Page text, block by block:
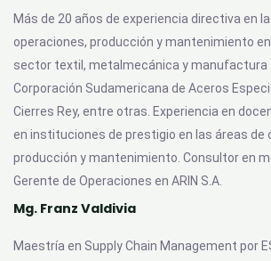
Más de 20 años de experiencia directiva en
operaciones, producción y mantenimiento
sector textil, metalmecánica y manufactura
Corporación Sudamericana de Aceros
Cierres Rey, entre otras. Experiencia en
en instituciones de prestigio en las áreas de
producción y mantenimiento. Consultor en
Gerente de Operaciones en ARIN S.A.
Mg. Franz Valdivia
Maestría en Supply Chain Management por